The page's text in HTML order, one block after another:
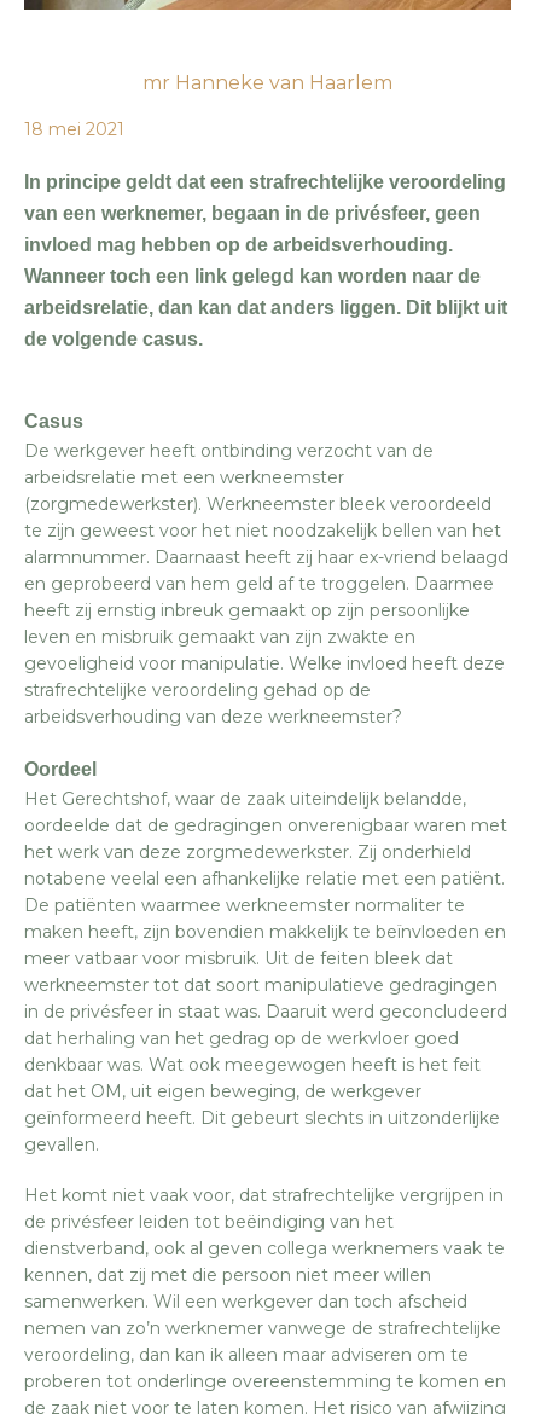
mr Hanneke van Haarlem
18 mei 2021
In principe geldt dat een strafrechtelijke veroordeling
van een werknemer, begaan in de privésfeer, geen
invloed mag hebben op de arbeidsverhouding.
Wanneer toch een link gelegd kan worden naar de
arbeidsrelatie, dan kan dat anders liggen. Dit blijkt uit
de volgende casus.
Casus
De werkgever heeft ontbinding verzocht van de
arbeidsrelatie met een werkneemster
(zorgmedewerkster). Werkneemster bleek veroordeeld
te zijn geweest voor het niet noodzakelijk bellen van het
alarmnummer. Daarnaast heeft zij haar ex-vriend belaagd
en geprobeerd van hem geld af te troggelen. Daarmee
heeft zij ernstig inbreuk gemaakt op zijn persoonlijke
leven en misbruik gemaakt van zijn zwakte en
gevoeligheid voor manipulatie. Welke invloed heeft deze
strafrechtelijke veroordeling gehad op de
arbeidsverhouding van deze werkneemster?
Oordeel
Het Gerechtshof, waar de zaak uiteindelijk belandde,
oordeelde dat de gedragingen onverenigbaar waren met
het werk van deze zorgmedewerkster. Zij onderhield
notabene veelal een afhankelijke relatie met een patiënt.
De patiënten waarmee werkneemster normaliter te
maken heeft, zijn bovendien makkelijk te beïnvloeden en
meer vatbaar voor misbruik. Uit de feiten bleek dat
werkneemster tot dat soort manipulatieve gedragingen
in de privésfeer in staat was. Daaruit werd geconcludeerd
dat herhaling van het gedrag op de werkvloer goed
denkbaar was. Wat ook meegewogen heeft is het feit
dat het OM, uit eigen beweging, de werkgever
geïnformeerd heeft. Dit gebeurt slechts in uitzonderlijke
gevallen.
Het komt niet vaak voor, dat strafrechtelijke vergrijpen in
de privésfeer leiden tot beëindiging van het
dienstverband, ook al geven collega werknemers vaak te
kennen, dat zij met die persoon niet meer willen
samenwerken. Wil een werkgever dan toch afscheid
nemen van zo’n werknemer vanwege de strafrechtelijke
veroordeling, dan kan ik alleen maar adviseren om te
proberen tot onderlinge overeenstemming te komen en
de zaak niet voor te laten komen. Het risico van afwijzing